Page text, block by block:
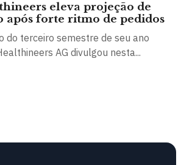
eleva projeção de
após forte ritmo de pedidos
do terceiro semestre de seu ano
AG divulgou nesta...